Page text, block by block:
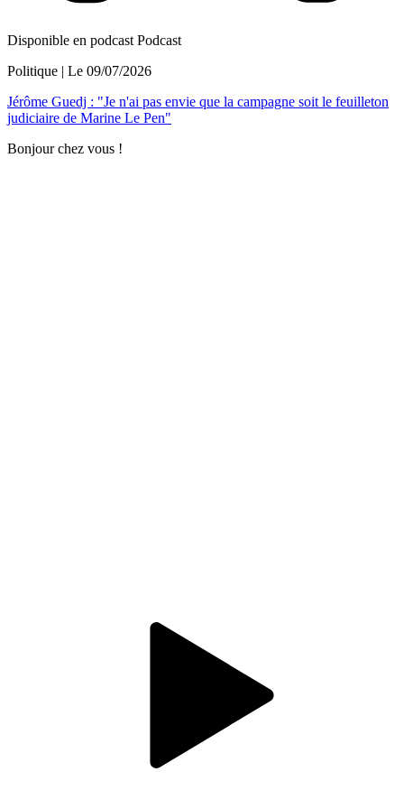
Disponible en podcast Podcast
Politique | Le 09/07/2026
Jérôme Guedj : "Je n'ai pas envie que la campagne soit le feuilleton
judiciaire de Marine Le Pen"
Bonjour chez vous !